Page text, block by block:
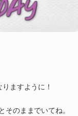
ますように！
そのままでいてね。